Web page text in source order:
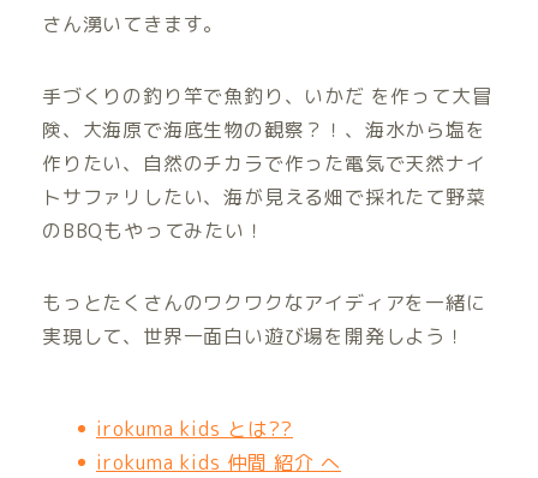
さん湧いてきます。
手づくりの釣り竿で魚釣り、いかだ を作って大冒
険、大海原で海底生物の観察？！、海水から塩を
作りたい、自然のチカラで作った電気で天然ナイ
トサファリしたい、海が見える畑で採れたて野菜
のBBQもやってみたい！
もっとたくさんのワクワクなアイディアを一緒に
実現して、世界一面白い遊び場を開発しよう！
irokuma kids とは??
irokuma kids 仲間 紹介 へ